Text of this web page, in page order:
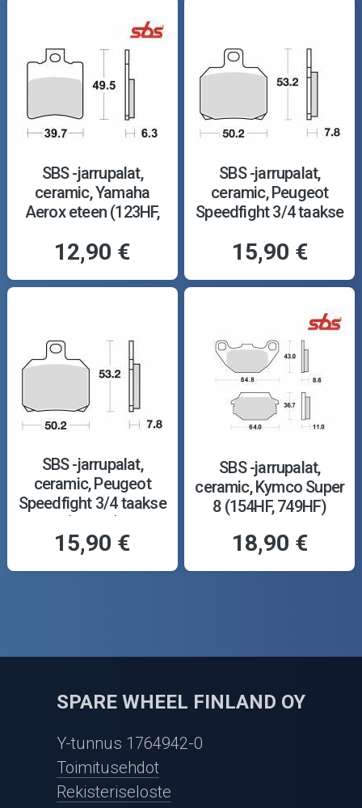
SBS -jarrupalat,
ceramic, Yamaha
Aerox eteen (123HF,
12,90 €
SBS -jarrupalat,
ceramic, Peugeot
Speedfight 3/4 taakse
15,90 €
SBS -jarrupalat,
ceramic, Peugeot
Speedfight 3/4 taakse
(157HF)
15,90 €
SBS -jarrupalat,
ceramic, Kymco Super
8 (154HF, 749HF)
18,90 €
SPARE WHEEL FINLAND OY
Y-tunnus 1764942-0
Toimitusehdot
Rekisteriseloste